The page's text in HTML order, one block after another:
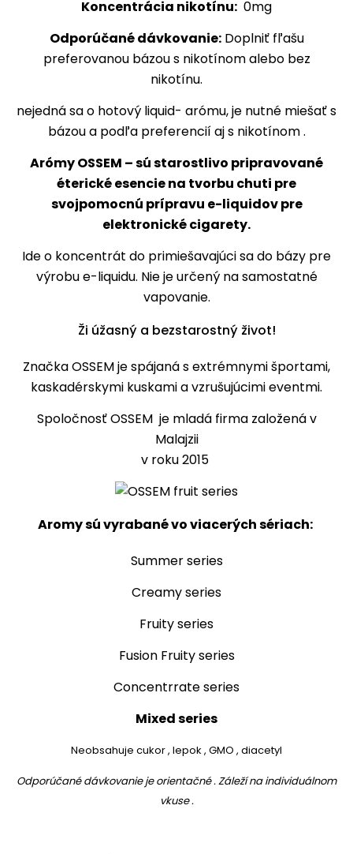
Koncentrácia nikotínu: 0mg
Odporúčané dávkovanie:Doplniť fľašu
preferovanou bázou s nikotínom alebo bez
nikotínu.
nejedná sa o hotový liquid- arómu, je nutné miešať s
bázou a podľa preferencií aj s nikotínom .
Arómy OSSEM – sú starostlivo pripravované
éterické esencie na tvorbu chuti pre
svojpomocnú prípravu e-liquidov pre
elektronické cigarety.
Ide o koncentrát do primiešavajúci sa do bázy pre
výrobu e-liquidu. Nie je určený na samostatné
vapovanie.
Ži úžasný a bezstarostný život!
Značka OSSEM je spájaná s extrémnymi športami,
kaskadérskymi kuskami a vzrušujúcimi eventmi.
Spoločnosť OSSEM je mladá firma založená v
Malajzii
v roku 2015
Aromy sú vyrabané vo viacerých sériach:
Summer series
Creamy series
Fruity series
Fusion Fruity series
Concentrrate series
Mixed series
Neobsahuje cukor , lepok , GMO , diacetyl
Odporúčané dávkovanie je orientačné . Záleží na individuálnom
vkuse .